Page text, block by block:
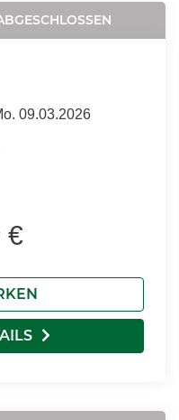
09.03.2026
€